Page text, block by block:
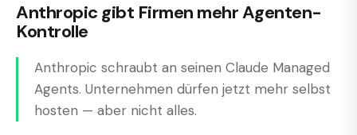
Anthropic gibt Firmen mehr Agenten-
Kontrolle
Anthropic schraubt an seinen Claude Managed
Agents. Unternehmen dürfen jetzt mehr selbst
hosten — aber nicht alles.